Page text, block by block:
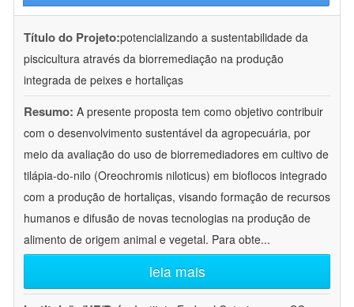
Título do Projeto:potencializando a sustentabilidade da
piscicultura através da biorremediação na produção
integrada de peixes e hortaliças
Resumo: A presente proposta tem como objetivo contribuir
com o desenvolvimento sustentável da agropecuária, por
meio da avaliação do uso de biorremediadores em cultivo de
tilápia-do-nilo (Oreochromis niloticus) em bioflocos integrado
com a produção de hortaliças, visando formação de recursos
humanos e difusão de novas tecnologias na produção de
alimento de origem animal e vegetal. Para obte...
leia mais